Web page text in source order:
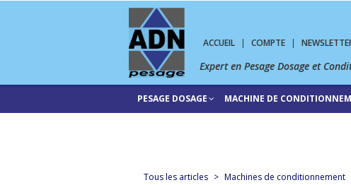
ACCUEIL | COMPTE |
Expert en Pesage Dosage et
PESAGE DOSAGE MACHINE DE
Tous les articles > Machines de conditionnement